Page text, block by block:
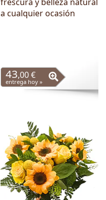
a cualquier ocasión
43,00 €
entrega hoy »